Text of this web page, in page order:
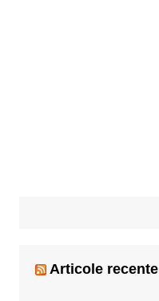
Articole recente